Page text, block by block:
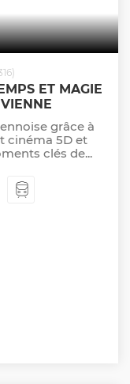
ET MAGIE
grâce à
cinéma 5D et
clés de...